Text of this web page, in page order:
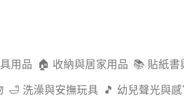
用品 🏠 收納與居家用品 📚 貼紙書
🛁 洗澡與安撫玩具 🎵 幼兒聲光與